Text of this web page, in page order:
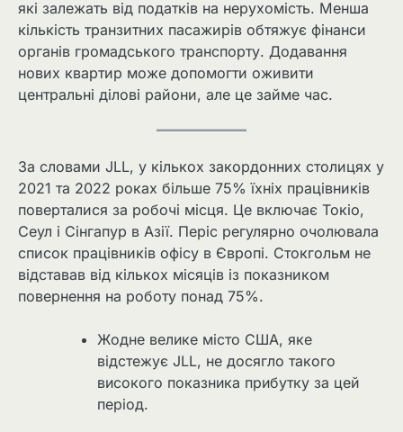
які залежать від податків на нерухомість. Менша
кількість транзитних пасажирів обтяжує фінанси
органів громадського транспорту. Додавання
нових квартир може допомогти оживити
центральні ділові райони, але це займе час.
За словами JLL, у кількох закордонних столицях у
2021 та 2022 роках більше 75% їхніх працівників
поверталися за робочі місця. Це включає Токіо,
Сеул і Сінгапур в Азії. Періс регулярно очолювала
список працівників офісу в Європі. Стокгольм не
відставав від кількох місяців із показником
повернення на роботу понад 75%.
Жодне велике місто США, яке
відстежує JLL, не досягло такого
високого показника прибутку за цей
період.